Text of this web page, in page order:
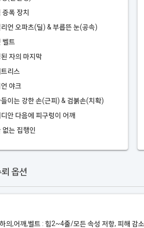
증폭 장치
리언 오파츠(딜) & 부릅뜬 눈(공속)
벨트
자의 마지막
리스
야크
이는 강한 손(근피) & 검붉손(치확)
안 다음에 피구렁이 어깨
없는 집행인
옵션
의,어깨,벨트 : 힘2~4줄/모든 속성 저항, 피해 감소